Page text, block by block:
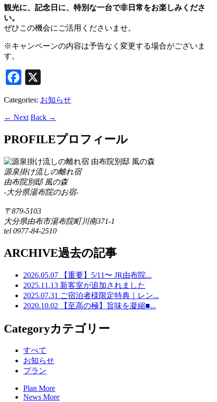
観光に、記念日に、特別な一台で非日常をお楽しみくださ
い。
ぜひこの機会にご活用くださいませ。
※キャンペーンの内容は予告なく変更する場合がございま
す。
Facebook
Categories: お知らせ
← Next Back →
PROFILEプロフィール
源泉掛け流しの離れ宿
由布院別邸 風の森
-大分県湯布院のお宿-
〒879-5103
大分県由布市湯布院町川南371-1
tel 0977-84-2510
ARCHIVE過去の記事
2026.05.07 【重要】5/11〜 JR由布院...
2025.11.13 新客室が追加されました
2025.07.31 ご宿泊者様限定特典｜レン...
2020.10.02 【至高の極】旨味を凝縮■...
Categoryカテゴリー
すべて
お知らせ
プラン
Plan More
News More